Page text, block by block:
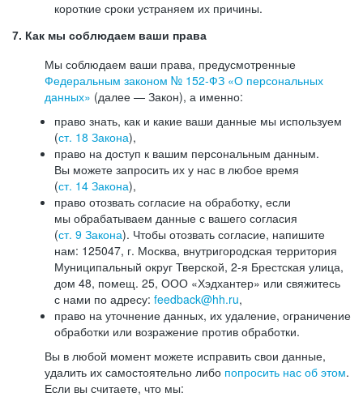
короткие сроки устраняем их причины.
7. Как мы соблюдаем ваши права
Мы соблюдаем ваши права, предусмотренные
Федеральным законом № 152-ФЗ «О персональных
данных» (далее — Закон), а именно:
право знать, как и какие ваши данные мы используем
(ст. 18 Закона),
право на доступ к вашим персональным данным.
Вы можете запросить их у нас в любое время
(ст. 14 Закона),
право отозвать согласие на обработку, если
мы обрабатываем данные с вашего согласия
(ст. 9 Закона). Чтобы отозвать согласие, напишите
нам: 125047, г. Москва, внутригородская территория
Муниципальный округ Тверской, 2-я Брестская улица,
дом 48, помещ. 25, ООО «Хэдхантер» или свяжитесь
с нами по адресу: feedback@hh.ru,
право на уточнение данных, их удаление, ограничение
обработки или возражение против обработки.
Вы в любой момент можете исправить свои данные,
удалить их самостоятельно либо попросить нас об этом.
Если вы считаете, что мы: